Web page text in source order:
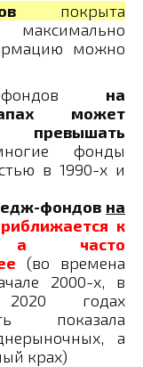
покрыта
можно
фондов на
может
фонды
в 1990-х и
фондов на
к
а часто
(во времена
2000-х, в
годах
показала
а
крах)